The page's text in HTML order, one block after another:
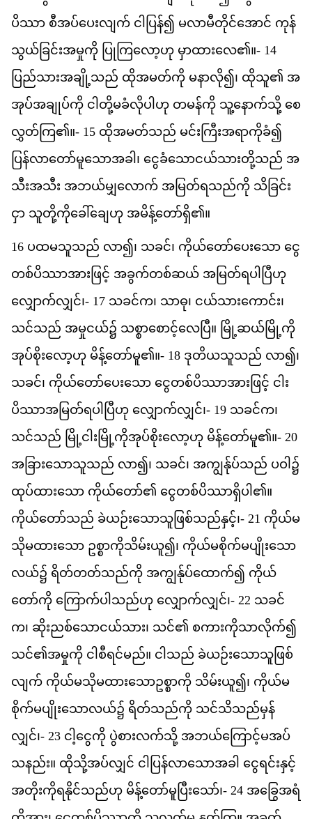
ပဿ စအပပလက င ပန်၍ မလမတငအင ကန
သယ ခငအမက ပ ကလဟ မထလေ၏။- 14
ပညသအခ သည ထအမတက မနလို၍၊ ထသူ၏ အ
အပအခပက င တမခလပ ဟ တမနက သနကသ စ
လတ ကြ၏။- 15 ထအမတသည မင ကအရကခံ၍
ပနလတမသအခ ါ၊ ငခသငယသတသည အ
သအသ အဘယမလက အ မတရသညက သ ခင
င သတကခ ခဟ အမနတရှိ၏။
16 ပထမသသည လာ၍၊ သခင်၊ ကယတပသ င
တစပဿအ ဖင အခကတစဆယ အ မတရပ ပဟ
လကလင်၊- 17 သခငက၊ သဓု၊ ငယသကင်း၊
သငသည အမငယ်၌ သစစငလ ပြီ။ မ ဆယ မ က
အပစလဟ မနတမူ၏။- 18 ဒတယသသည လာ၍၊
သခင်၊ ကယတပသ ငတစပဿအ ဖင င
ပဿအ မတရပ ပဟ လကလင်၊- 19 သခငက၊
သငသည မ င မ ကအပစလဟ မနတမူ၏။- 20
အ ခသသသည လာ၍၊ သခင်၊ အကနပသည ပဝ ါ၌​
ထပထသ ကယတော်၏ ငတစပဿရပ ါ၏။
ကယတသည ခယဉသသ ဖစသညနင့်၊- 21 ကယမ
သမထသ ဥစကသမယူ၍၊ ကယမစကမပသ
လယ်၌ ရတတတသညက အကနပထက်၍ ကယ
တက ကကပ သညဟ လကလင်၊- 22 သခင
က၊ ဆညစသငယသား၊ သင်၏ စကကသလက်၍
သင်၏​အမက င စရငမည်။ င သည ခယဉသသ ဖစ
လက ကယမသမထသဥစက သမယူ၍၊ ကယမ
စကမပသလယ်၌ ရတသညက သငသသညမန
လင်၊- 23 င ငက ပစလကသ အဘယကငမအပ
သနည်း။ ထသအပလင င ပနလသအခ ငရငနင
အတကရနငသညဟ မနတမ ပသော်၊- 24 အခအရ